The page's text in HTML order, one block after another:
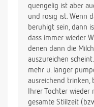
quengelig ist aber
und rosig ist. Wenn
beruhigt sein, dann
dass immer wieder
denen dann die
auszureichen
mehr u. länger
ausreichend trinken,
Ihrer Tochter
gesamte Stiilzeit